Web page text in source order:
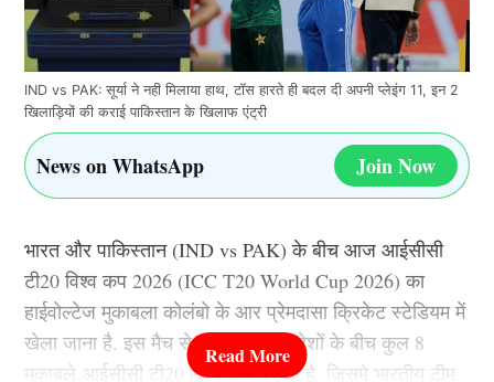
IND vs PAK: सूर्या ने नही मिलाया हाथ, टॉस हारते ही बदल दी अपनी प्लेइंग 11, इन 2
खिलाड़ियों की कराई पाकिस्तान के खिलाफ एंट्री
News on WhatsApp Join Now
भारत और पाकिस्तान (IND vs PAK) के बीच आज आईसीसी
टी20 विश्व कप 2026 (ICC T20 World Cup 2026) का
हाईवोल्टेज मुकाबला कोलंबो के आर प्रेमदासा क्रिकेट स्टेडियम में
खेला जाना है. इस मैच से पहले इन दोनों देशों के बीच कुल 8
मुकाबले आईसीसी टी20 विश्व कप में हुआ है, जिसमे भारतीय टीम